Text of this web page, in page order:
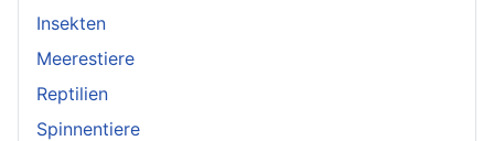
Insekten
Meerestiere
Reptilien
Spinnentiere